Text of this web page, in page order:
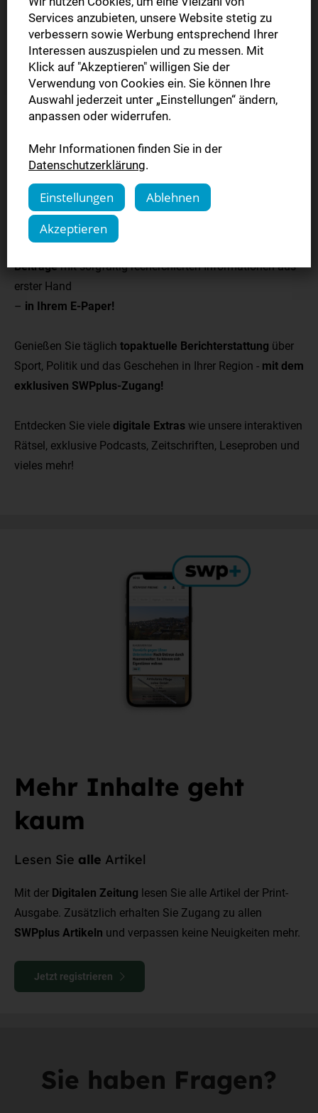
Alles Wissenswerte
aus Ihrer Region
in Ihrem E-Paper und auf swp.de:
Lesen Sie täglichlokale, regionale und internationale
Beiträgemit sorgfältig recherchierten Informationen aus
erster Hand
– in Ihrem E-Paper!
Genießen Sie täglich topaktuelle Berichterstattung über
Sport, Politik und das Geschehen in Ihrer Region - mit dem
exklusiven SWPplus-Zugang!
Entdecken Sie viele digitale Extraswie unsere interaktiven
Rätsel, exklusive Podcasts, Zeitschriften, Leseproben und
vieles mehr!
Mehr Inhalte geht
kaum
Lesen Sie alle Artikel
Mit der Digitalen Zeitung lesen Sie alle Artikel der Print-
Ausgabe. Zusätzlich erhalten Sie Zugang zu allen
SWPplus Artikeln und verpassen keine Neuigkeiten mehr.
Jetzt registrieren
Sie haben Fragen?
Services anzubieten, unsere Website stetig zu
verbessern sowie Werbung entsprechend Ihrer
Interessen auszuspielen und zu messen. Mit
Klick auf "Akzeptieren" willigen Sie der
Verwendung von Cookies ein. Sie können Ihre
Auswahl jederzeit unter „Einstellungen“ ändern,
anpassen oder widerrufen.
Mehr Informationen finden Sie in der
Datenschutzerklärung.
Einstellungen
Ablehnen
Akzeptieren